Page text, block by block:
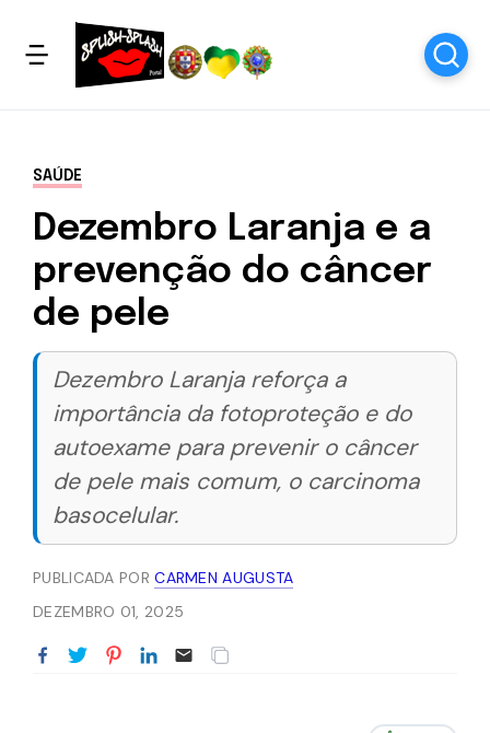
SAÚDE
Dezembro Laranja e a
prevenção do câncer
de pele
Dezembro Laranja reforça a
importância da fotoproteção e do
autoexame para prevenir o câncer
de pele mais comum, o carcinoma
basocelular.
PUBLICADA PORCARMEN AUGUSTA
DEZEMBRO 01, 2025